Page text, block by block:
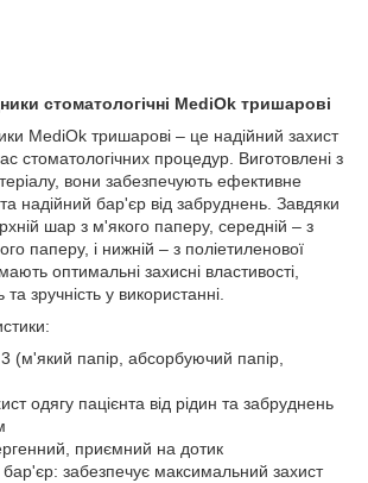
стоматологічні MediOk тришарові
MediOk тришарові – це надійний захист
стоматологічних процедур. Виготовлені з
вони забезпечують ефективне
надійний бар'єр від забруднень. Завдяки
шар з м'якого паперу, середній – з
паперу, і нижній – з поліетиленової
оптимальні захисні властивості,
зручність у використанні.
3 (м'який папір, абсорбуючий папір,
одягу пацієнта від рідин та забруднень
приємний на дотик
забезпечує максимальний захист